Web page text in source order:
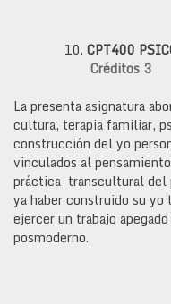
CPT400
Créditos 3
La presenta asignatura
cultura, terapia familiar,
construcción del yo
vinculados al
práctica transcultural del
ya haber construido su
ejercer un trabajo
posmoderno.